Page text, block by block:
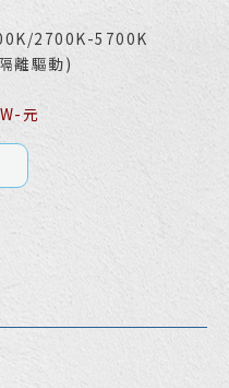
2700K-5700K
離驅動)
元